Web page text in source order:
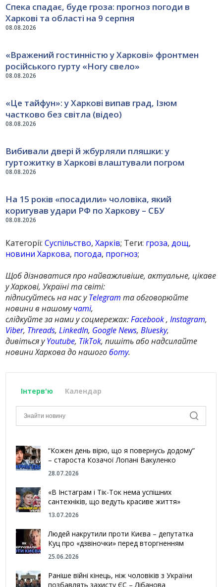
08.08.2026
Спека спадає, буде гроза: прогноз погоди в
Харкові та області на 9 серпня
08.08.2026
«Вражений гостинністю у Харкові» фронтмен
російського гурту «Ногу свело»
08.08.2026
«Це тайфун»: у Харкові випав град, Ізюм
частково без світла (відео)
08.08.2026
Вибивали двері й жбурляли пляшки: у
гуртожитку в Харкові влаштували погром
08.08.2026
На 15 років «посадили» чоловіка, який
коригував удари РФ по Харкову – СБУ
Категорії:Суспільство,Харків; Теги: гроза,дощ,
новини Харкова, погода, прогноз;
Щоб дізнаватися про найважливіше, актуальне, цікаве
у Харкові, Україні та світі:
підписуйтесь на нас уTelegram та обговорюйте
новини в нашомучаті,
слідкуйте за нами у соцмережах:Facebook,Instagram,
Viber, Threads,LinkedIn, Google News,Bluesky,
дивіться уYoutube, TikTok, пишіть або надсилайте
новини Харкова до нашогоботу.
Інтерв'ю Календар
“Кожен день вірю, що я повернусь додому”
– староста Козачої Лопані Вакуленко
28.07.2026
«В Інстаграм і Тік-Ток нема успішних
сантехніків, що ведуть красиве життя»
13.07.2026
Людей накрутили проти Києва – депутатка
Куц про «дзвіночки» перед вторгненням
25.06.2026
Раніше війні кінець, ніж чоловіків з України
позбавлять захисту ЄС – Лібанова